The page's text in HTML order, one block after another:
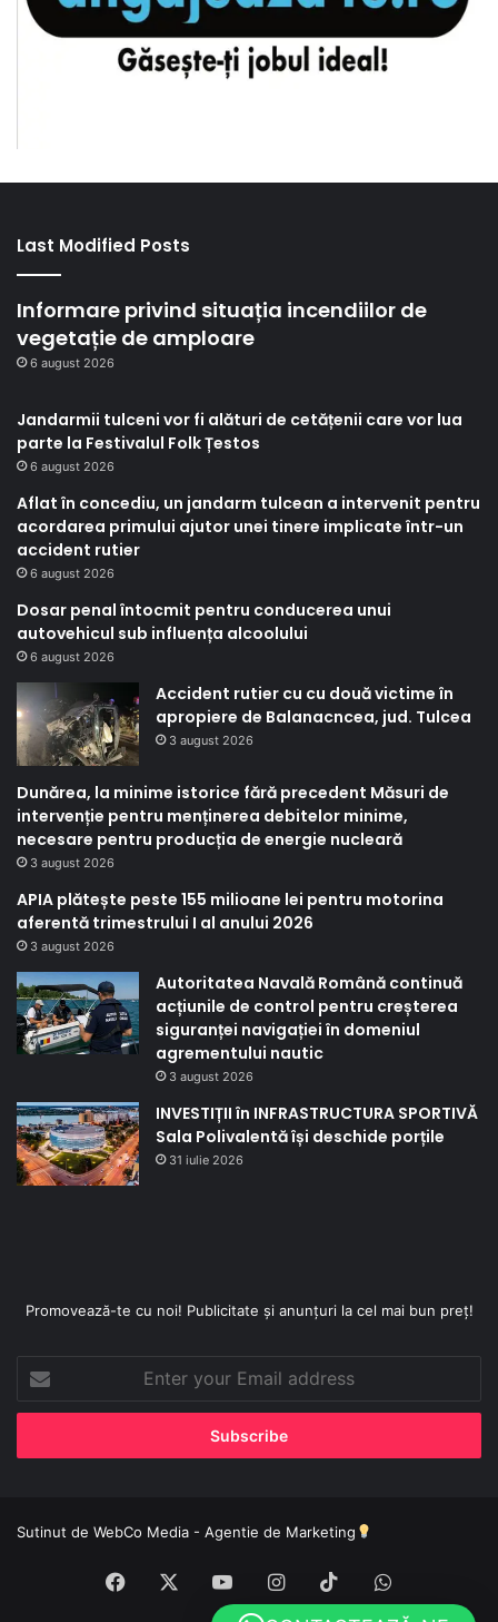
Last Modified Posts
Informare privind situația incendiilor de
vegetație de amploare
6 august 2026
Jandarmii tulceni vor fi alături de cetățenii care vor lua
parte la Festivalul Folk Țestos
6 august 2026
Aflat în concediu, un jandarm tulcean a intervenit pentru
acordarea primului ajutor unei tinere implicate într-un
accident rutier
6 august 2026
Dosar penal întocmit pentru conducerea unui
autovehicul sub influența alcoolului
6 august 2026
Accident rutier cu cu două victime în
apropiere de Balanacncea, jud. Tulcea
3 august 2026
Dunărea, la minime istorice fără precedent Măsuri de
intervenție pentru menținerea debitelor minime,
necesare pentru producția de energie nucleară
3 august 2026
APIA plătește peste 155 milioane lei pentru motorina
aferentă trimestrului I al anului 2026
3 august 2026
Autoritatea Navală Română continuă
acțiunile de control pentru creșterea
siguranței navigației în domeniul
agrementului nautic
3 august 2026
INVESTIȚII în INFRASTRUCTURA SPORTIVĂ
Sala Polivalentă își deschide porțile
31 iulie 2026
Promovează-te cu noi! Publicitate și anunțuri la cel mai bun preț!
your
Email
Sutinut de WebCo Media - Agentie de Marketing
Facebook YouTubeInstagram
TikTokWhatsApp